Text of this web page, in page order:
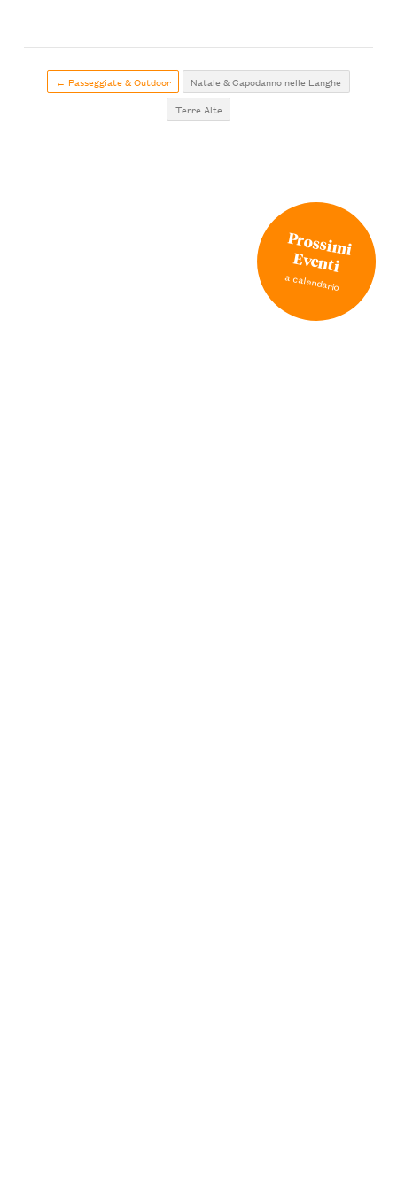
← Passeggiate & Outdoor
Natale & Capodanno nelle Langhe
Terre Alte
Prossimi
Eventi
a calendario